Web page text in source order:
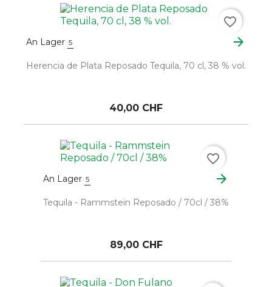
An Lager 5 arrow_forward
Herencia de Plata Reposado Tequila, 70 cl, 38 % vol.
40,00 CHF
favorite_border
An Lager 5 arrow_forward
Tequila - Rammstein Reposado / 70cl / 38%
89,00 CHF
favorite_border